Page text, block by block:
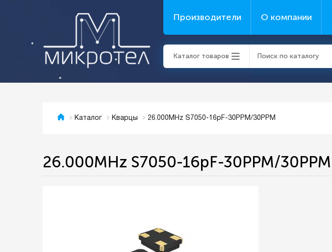
Производители О компании
Каталог товаров
Каталог Кварцы 26.000MHz S7050-16pF-30PPM/30PPM
26.000MHz S7050-16pF-30PPM/30PPM